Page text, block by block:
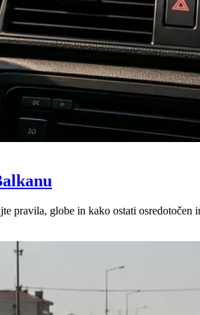
pravila, globe in kako ostati osredotočen